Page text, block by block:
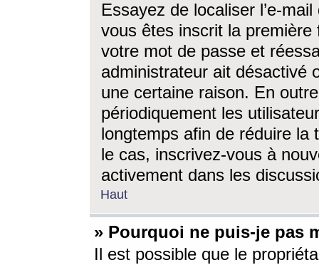
Essayez de localiser l’e-
vous êtes inscrit la première
votre mot de passe et
administrateur ait désactivé
une certaine raison. En
périodiquement les
longtemps afin de réduire la
le cas, inscrivez-vous à
activement dans les
Haut
» Pourquoi ne puis-je pas
Il est possible que le